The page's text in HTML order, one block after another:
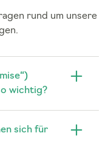
rund um unsere
wichtig?
sich für